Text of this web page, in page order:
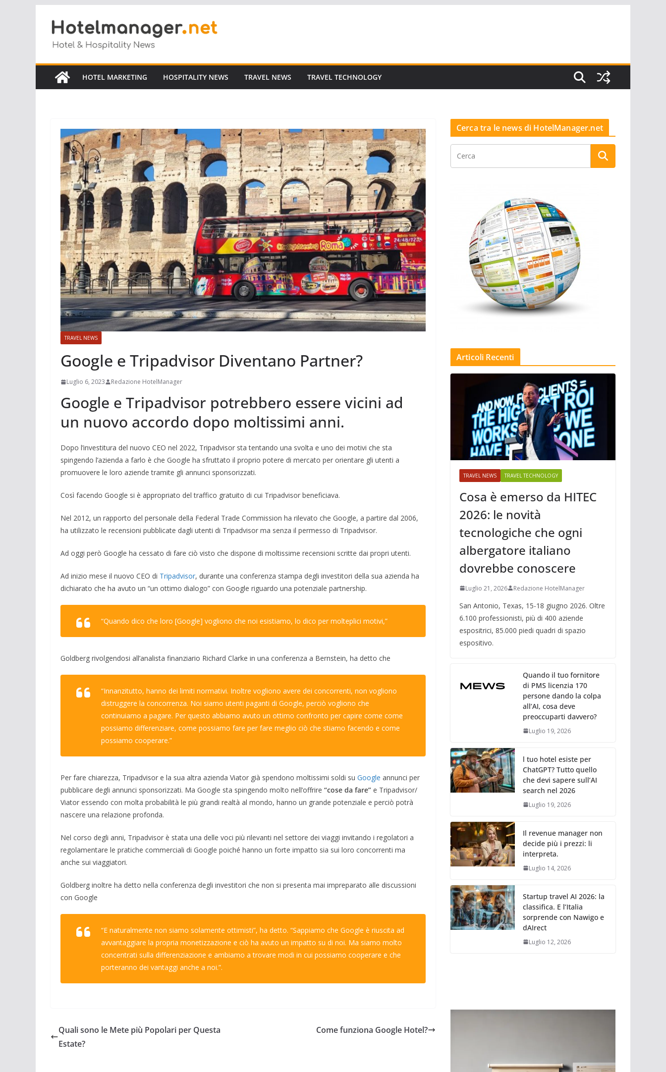
contenuto
HOTEL MARKETING HOSPITALITY NEWS TRAVEL NEWS TRAVEL TECHNOLOGY
TRAVEL NEWS
Google e Tripadvisor Diventano Partner?
Luglio 6, 2023 Redazione HotelManager
Google e Tripadvisor potrebbero essere vicini ad
un nuovo accordo dopo moltissimi anni.
Dopo l’investitura del nuovo CEO nel 2022, Tripadvisor sta tentando una svolta e uno dei motivi che sta
spingendo l’azienda a farlo è che Google ha sfruttato il proprio potere di mercato per orientare gli utenti a
promuovere le loro aziende tramite gli annunci sponsorizzati.
Così facendo Google si è appropriato del traffico gratuito di cui Tripadvisor beneficiava.
Nel 2012, un rapporto del personale della Federal Trade Commission ha rilevato che Google, a partire dal 2006,
ha utilizzato le recensioni pubblicate dagli utenti di Tripadvisor ma senza il permesso di Tripadvisor.
Ad oggi però Google ha cessato di fare ciò visto che dispone di moltissime recensioni scritte dai propri utenti.
Ad inizio mese il nuovo CEO di Tripadvisor, durante una conferenza stampa degli investitori della sua azienda ha
dichiarato che ha avuto un “un ottimo dialogo” con Google riguardo una potenziale partnership.
“Quando dico che loro [Google] vogliono che noi esistiamo, lo dico per molteplici motivi,”
Goldberg rivolgendosi all’analista finanziario Richard Clarke in una conferenza a Bernstein, ha detto che
“Innanzitutto, hanno dei limiti normativi. Inoltre vogliono avere dei concorrenti, non vogliono
distruggere la concorrenza. Noi siamo utenti paganti di Google, perciò vogliono che
continuiamo a pagare. Per questo abbiamo avuto un ottimo confronto per capire come come
possiamo differenziare, come possiamo fare per fare meglio ciò che stiamo facendo e come
possiamo cooperare.”
Per fare chiarezza, Tripadvisor e la sua altra azienda Viator già spendono moltissimi soldi su Google annunci per
pubblicare degli annunci sponsorizzati. Ma Google sta spingendo molto nell’offrire “cose da fare” e Tripadvisor/
Viator essendo con molta probabilità le più grandi realtà al mondo, hanno un grande potenziale e perciò potrà
nascere una relazione profonda.
Nel corso degli anni, Tripadvisor è stata una delle voci più rilevanti nel settore dei viaggi invitando i regolatori a
regolamentare le pratiche commerciali di Google poiché hanno un forte impatto sia sui loro concorrenti ma
anche sui viaggiatori.
Goldberg inoltre ha detto nella conferenza degli investitori che non si presenta mai impreparato alle discussioni
con Google
“E naturalmente non siamo solamente ottimisti”, ha detto. “Sappiamo che Google è riuscita ad
avvantaggiare la propria monetizzazione e ciò ha avuto un impatto su di noi. Ma siamo molto
concentrati sulla differenziazione e ambiamo a trovare modi in cui possiamo cooperare e che
porteranno dei vantaggi anche a noi.”.
Quali sono le Mete più Popolari per Questa
Estate?
Come funziona Google Hotel?
Cerca tra le news di HotelManager.net
Articoli Recenti
TRAVEL NEWS TRAVEL TECHNOLOGY
Cosa è emerso da HITEC
2026: le novità
tecnologiche che ogni
albergatore italiano
dovrebbe conoscere
Luglio 21, 2026 Redazione HotelManager
San Antonio, Texas, 15-18 giugno 2026. Oltre
6.100 professionisti, più di 400 aziende
espositrici, 85.000 piedi quadri di spazio
espositivo.
Quando il tuo fornitore
di PMS licenzia 170
persone dando la colpa
all’AI, cosa deve
preoccuparti davvero?
Luglio 19, 2026
l tuo hotel esiste per
ChatGPT? Tutto quello
che devi sapere sull’AI
search nel 2026
Luglio 19, 2026
Il revenue manager non
decide più i prezzi: li
interpreta.
Luglio 14, 2026
Startup travel AI 2026: la
classifica. E l’Italia
sorprende con Nawigo e
dAIrect
Luglio 12, 2026